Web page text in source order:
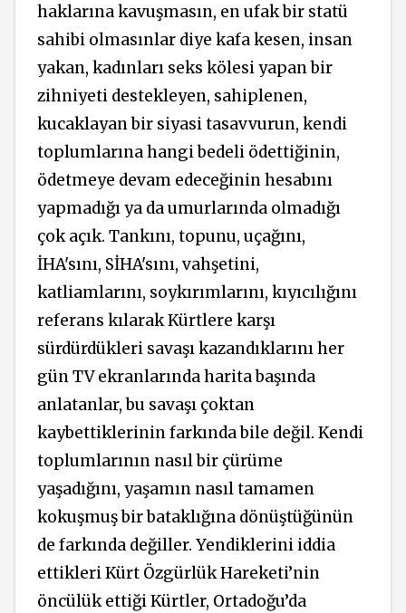
haklarına kavuşmasın, en ufak bir statü
sahibi olmasınlar diye kafa kesen, insan
yakan, kadınları seks kölesi yapan bir
zihniyeti destekleyen, sahiplenen,
kucaklayan bir siyasi tasavvurun, kendi
toplumlarına hangi bedeli ödettiğinin,
ödetmeye devam edeceğinin hesabını
yapmadığı ya da umurlarında olmadığı
çok açık. Tankını, topunu, uçağını,
İHA'sını, SİHA'sını, vahşetini,
katliamlarını, soykırımlarını, kıyıcılığını
referans kılarak Kürtlere karşı
sürdürdükleri savaşı kazandıklarını her
gün TV ekranlarında harita başında
anlatanlar, bu savaşı çoktan
kaybettiklerinin farkında bile değil. Kendi
toplumlarının nasıl bir çürüme
yaşadığını, yaşamın nasıl tamamen
kokuşmuş bir bataklığına dönüştüğünün
de farkında değiller. Yendiklerini iddia
ettikleri Kürt Özgürlük Hareketi’nin
öncülük ettiği Kürtler, Ortadoğu’da